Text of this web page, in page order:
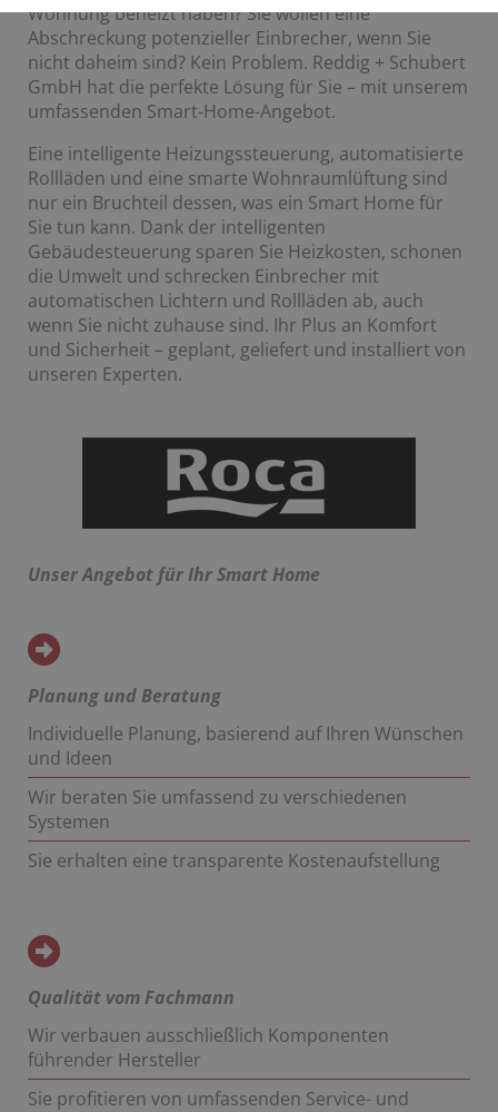
Wohnung beheizt haben? Sie wollen eine
Abschreckung potenzieller Einbrecher, wenn Sie
nicht daheim sind? Kein Problem. Reddig + Schubert
GmbH hat die perfekte Lösung für Sie – mit unserem
umfassenden Smart-Home-Angebot.
Eine intelligente Heizungssteuerung, automatisierte
Rollläden und eine smarte Wohnraumlüftung sind
nur ein Bruchteil dessen, was ein Smart Home für
Sie tun kann. Dank der intelligenten
Gebäudesteuerung sparen Sie Heizkosten, schonen
die Umwelt und schrecken Einbrecher mit
automatischen Lichtern und Rollläden ab, auch
wenn Sie nicht zuhause sind. Ihr Plus an Komfort
und Sicherheit – geplant, geliefert und installiert von
unseren Experten.
Unser Angebot für Ihr Smart Home
Planung und Beratung
Individuelle Planung, basierend auf Ihren Wünschen
und Ideen
Wir beraten Sie umfassend zu verschiedenen
Systemen
Sie erhalten eine transparente Kostenaufstellung
Qualität vom Fachmann
Wir verbauen ausschließlich Komponenten
führender Hersteller
Sie profitieren von umfassenden Service- und